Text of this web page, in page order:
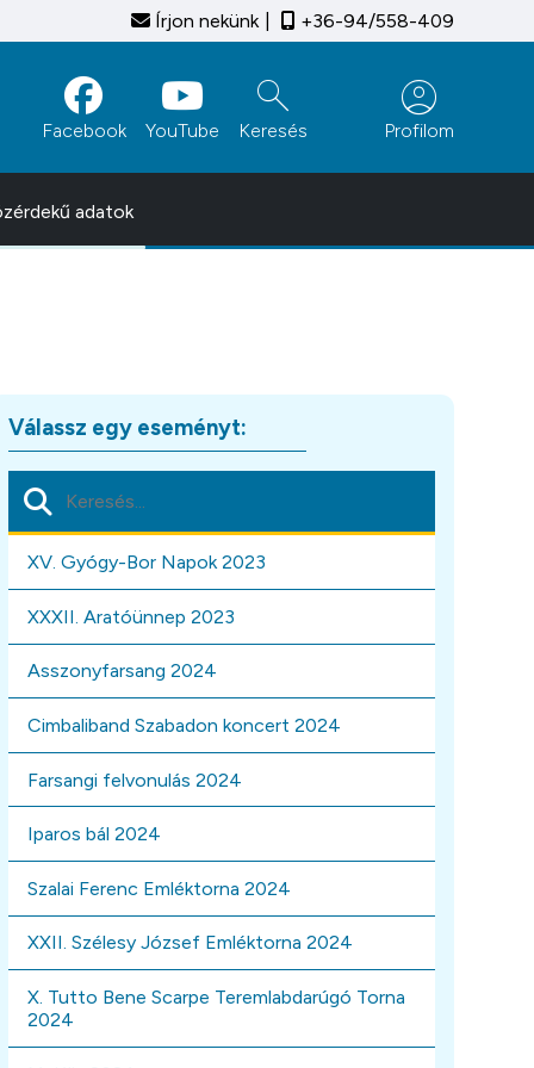
Írjon nekünk +36-94/558-409
Facebook YouTube
search
Keresés
account_circle
Profilom
adatok
Válassz egy eseményt:
XV. Gyógy-Bor Napok 2023
XXXII. Aratóünnep 2023
Asszonyfarsang 2024
Cimbaliband Szabadon koncert 2024
Farsangi felvonulás 2024
Iparos bál 2024
Szalai Ferenc Emléktorna 2024
XXII. Szélesy József Emléktorna 2024
X. Tutto Bene Scarpe Teremlabdarúgó Torna
2024